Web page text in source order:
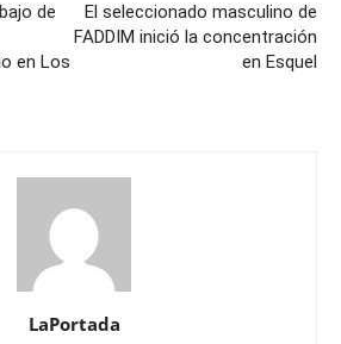
de
en Los
El seleccionado masculino de
FADDIM inició la concentración
en Esquel
LaPortada